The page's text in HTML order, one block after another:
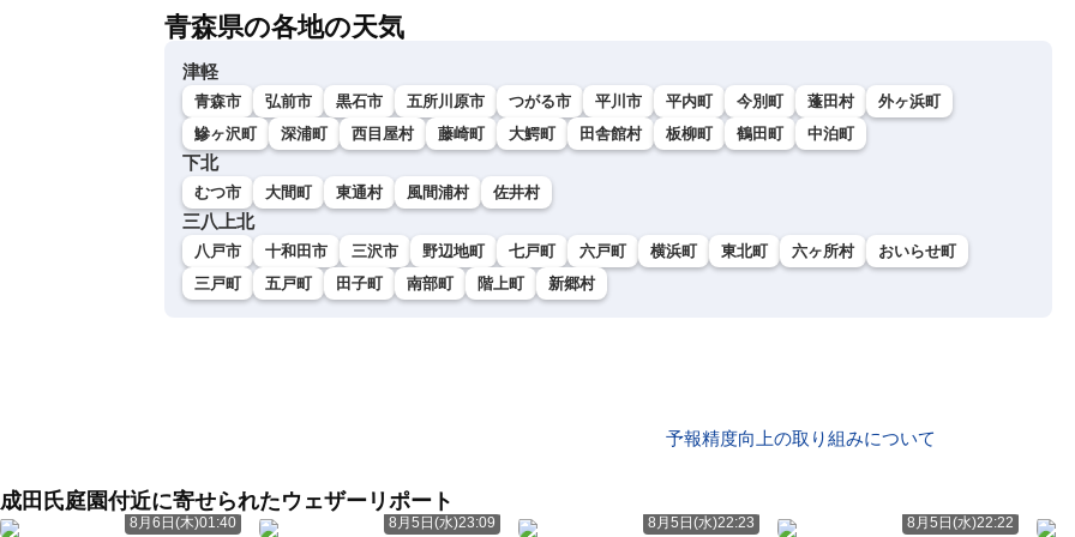
青森県の各地の天気
津軽
青森市 弘前市 黒石市 五所川原市 つがる市 平川市 平内町 今別町 蓬田村
外ヶ浜町
鰺ヶ沢町
深浦町 西目屋村 藤崎町 大鰐町 田舎館村 板柳町 鶴田町 中泊町
下北
むつ市 大間町 東通村 風間浦村 佐井村
三八上北
八戸市 十和田市 三沢市 野辺地町 七戸町 六戸町 横浜町 東北町 六ヶ所村
おいらせ町
三戸町
五戸町 田子町 南部町 階上町 新郷村
予報精度向上の取り組みについて
成田氏庭園付近に寄せられたウェザーリポート
8月6日(木)01:40 8月5日(水)23:09 8月5日(水)22:23 8月5日(水)22:22